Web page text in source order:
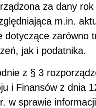
za dany rok
m.in.
dotyczące zarówno
jak i podatnika.
z § 3
i Finansów z dnia
w sprawie informacji